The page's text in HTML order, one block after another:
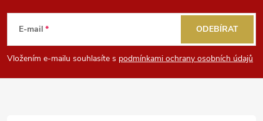
p
a
E-mail
Vložením e-mailu souhlasíte s podmínkami ochrany osobních údajů
ODEBÍRAT